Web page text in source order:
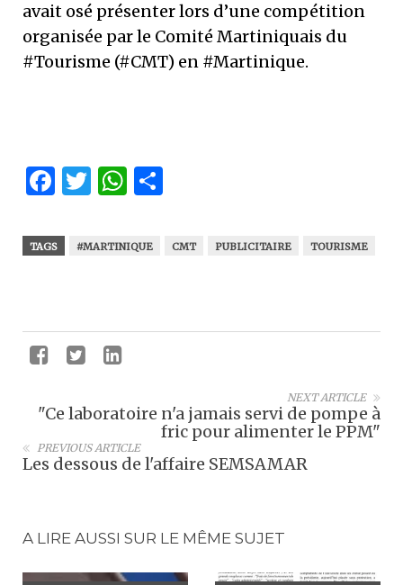
avait osé présenter lors d’une compétition
organisée par le Comité Martiniquais du
#Tourisme (#CMT) en #Martinique.
Facebook
Twitter
WhatsApp
TAGS #MARTINIQUE CMT PUBLICITAIRE TOURISME
NEXT ARTICLE
"Ce laboratoire n'a jamais servi de pompe à
fric pour alimenter le PPM"
PREVIOUS ARTICLE
Les dessous de l'affaire SEMSAMAR
A LIRE AUSSI SUR LE MÊME SUJET